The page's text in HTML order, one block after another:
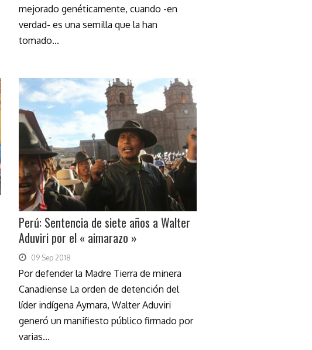
mejorado genéticamente, cuando -en
verdad- es una semilla que la han
tomado...
Perú: Sentencia de siete años a Walter
Aduviri por el « aimarazo »
09 Sep 2018
Por defender la Madre Tierra de minera
Canadiense La orden de detención del
líder indígena Aymara, Walter Aduviri
generó un manifiesto público firmado por
varias...